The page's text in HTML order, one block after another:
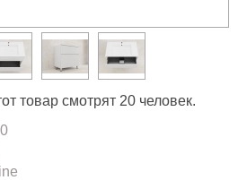
товар смотрят 20 человек.